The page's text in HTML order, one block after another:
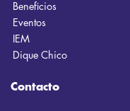
Beneficios
Eventos
IEM
Dique Chico
Contacto